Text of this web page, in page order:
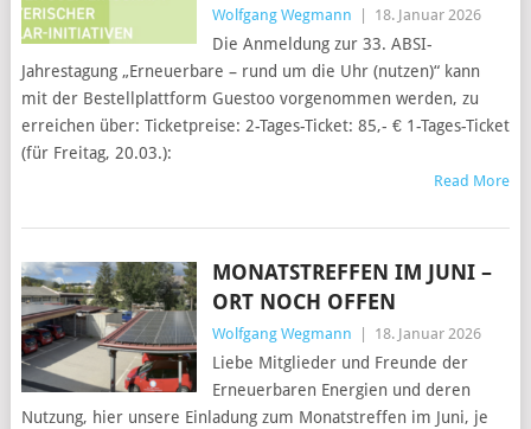
Wolfgang Wegmann 18. Januar 2026
Die Anmeldung zur 33. ABSI-
Jahrestagung „Erneuerbare – rund um die Uhr (nutzen)“ kann
mit der Bestellplattform Guestoo vorgenommen werden, zu
erreichen über: Ticketpreise: 2-Tages-Ticket: 85,- € 1-Tages-Ticket
(für Freitag, 20.03.):
Read More
MONATSTREFFEN IM JUNI –
ORT NOCH OFFEN
Wolfgang Wegmann 18. Januar 2026
Liebe Mitglieder und Freunde der
Erneuerbaren Energien und deren
Nutzung, hier unsere Einladung zum Monatstreffen im Juni, je